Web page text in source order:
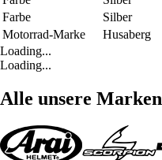
Farbe
Silber
Motorrad-Marke
Husaberg
Loading...
Loading...
Alle unsere Marken